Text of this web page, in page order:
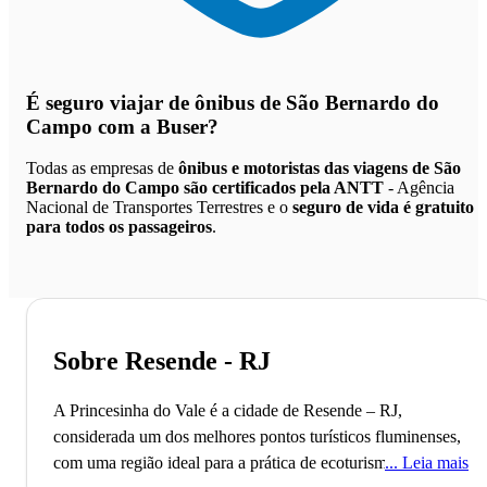
É seguro viajar de ônibus de São Bernardo do
Campo com a Buser?
Todas as empresas de ônibus e motoristas das viagens de São
Bernardo do Campo são certificados pela ANTT - Agência
Nacional de Transportes Terrestres e o seguro de vida é gratuito
para todos os passageiros.
Sobre Resende - RJ
A Princesinha do Vale é a cidade de Resende – RJ,
considerada um dos melhores pontos turísticos fluminenses,
com uma região ideal para a prática de ecoturismo. A
Leia mais